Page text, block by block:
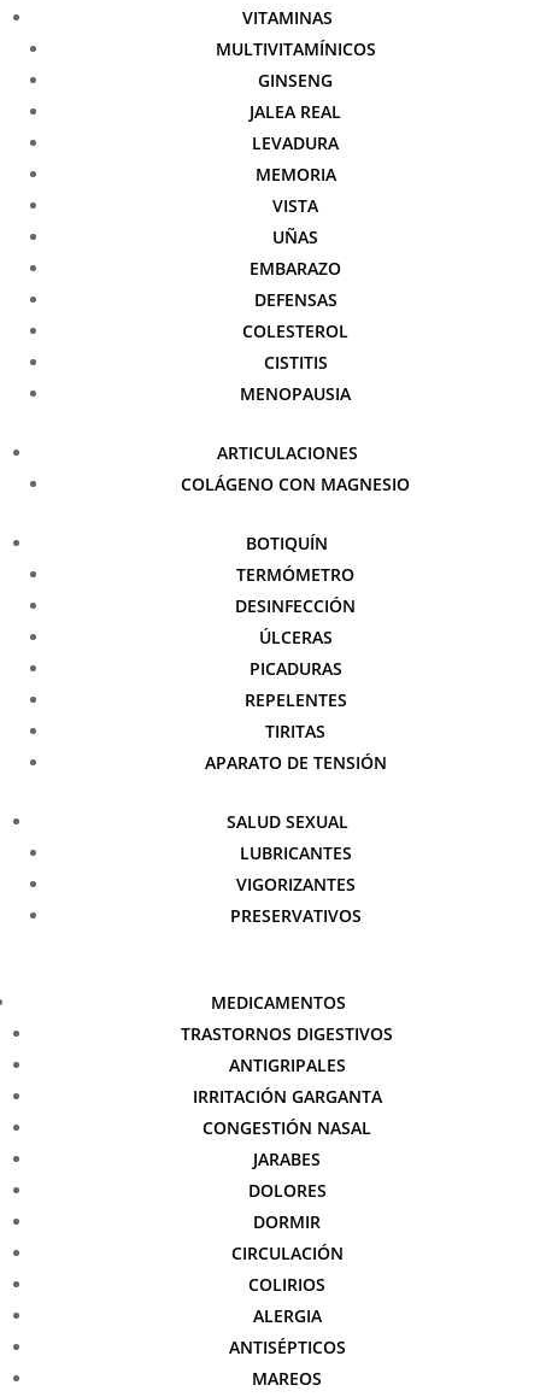
VITAMINAS
MULTIVITAMÍNICOS
GINSENG
JALEA REAL
LEVADURA
MEMORIA
VISTA
UÑAS
EMBARAZO
DEFENSAS
COLESTEROL
CISTITIS
MENOPAUSIA
ARTICULACIONES
COLÁGENO CON MAGNESIO
BOTIQUÍN
TERMÓMETRO
DESINFECCIÓN
ÚLCERAS
PICADURAS
REPELENTES
TIRITAS
APARATO DE TENSIÓN
SALUD SEXUAL
LUBRICANTES
VIGORIZANTES
PRESERVATIVOS
MEDICAMENTOS
TRASTORNOS DIGESTIVOS
ANTIGRIPALES
IRRITACIÓN GARGANTA
CONGESTIÓN NASAL
JARABES
DOLORES
DORMIR
CIRCULACIÓN
COLIRIOS
ALERGIA
ANTISÉPTICOS
MAREOS